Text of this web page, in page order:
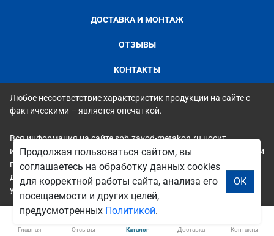
ДОСТАВКА И МОНТАЖ
ОТЗЫВЫ
КОНТАКТЫ
Любое несоответствие характеристик продукции на сайте с
фактическими – является опечаткой.
Вся информация на сайте spb.zavod-metakon.ru носит
исключительно ознакомительный и справочный характер и ни
при каких условиях не является публичной офертой. Всю
дополнительную информацию можно узнать по телефонам
указанным на сайте.
Главная Отзывы Каталог Доставка Контакты
Продолжая пользоваться сайтом, вы
соглашаетесь на обработку данных cookies
для корректной работы сайта, анализа его
посещаемости и других целей,
предусмотренных Политикой.
ОК